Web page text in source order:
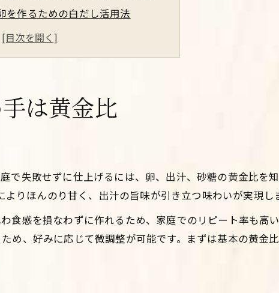
を作るための白だし活用法
出汁巻き卵に仕上げるコツ
卵におすすめの黄金比テクニック
出汁巻き卵の極意
出汁巻き卵の作り方ポイント
し巻き卵へのプロの工夫
るプロのだし巻き卵の味
汁巻き卵の裏技公開
出汁巻き卵を叶える裏技集
は黄金比
失敗せずに仕上げるには、卵、出汁、砂糖の黄金比を知
りほんのり甘く、出汁の旨味が引き立つ味わいが実現し
食感を損なわずに作れるため、家庭でのリピート率も高
め、好みに応じて微調整が可能です。まずは基本の黄金